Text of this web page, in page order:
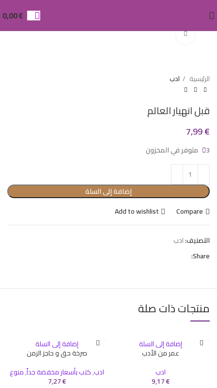
0,00€
Click to enlarge
الرئيسية ادب
قبل انهيار العالم
7,99€
3 متوفر في المخزون
إضافة إلى السلة
Compare
Add to wishlist
التصنيف:ادب
Share:
منتجات ذات صلة
إضافة إلى السلة
عمر من الأدب
ادب
9,17€
إضافة إلى السلة
صرخة حق و حاجز الزمن
ادب,كتب بأسعار مخفضة جداً,منوع
7,27€